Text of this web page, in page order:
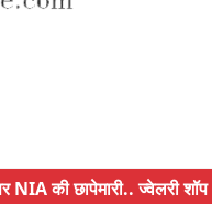
NIA की छापेमारी.. ज्वेलरी शॉप